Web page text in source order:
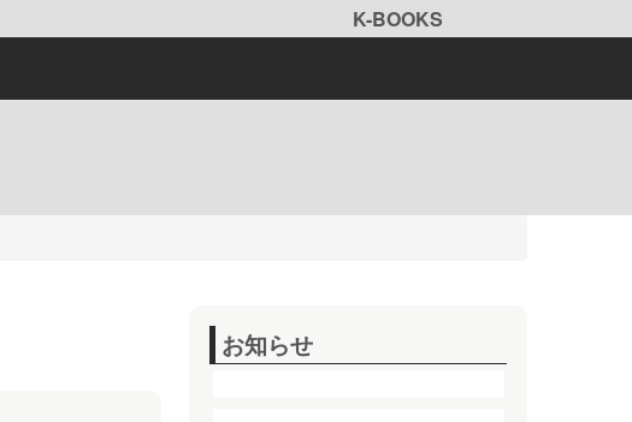
K-BOOKS
お知らせ